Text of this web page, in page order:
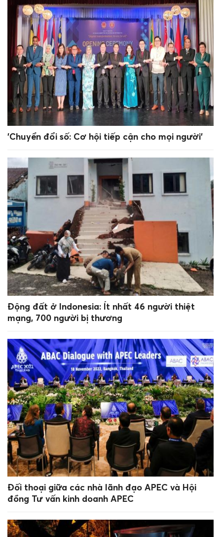
'Chuyển đổi số: Cơ hội tiếp cận cho mọi người'
Động đất ở Indonesia: Ít nhất 46 người thiệt
mạng, 700 người bị thương
Đối thoại giữa các nhà lãnh đạo APEC và Hội
đồng Tư vấn kinh doanh APEC